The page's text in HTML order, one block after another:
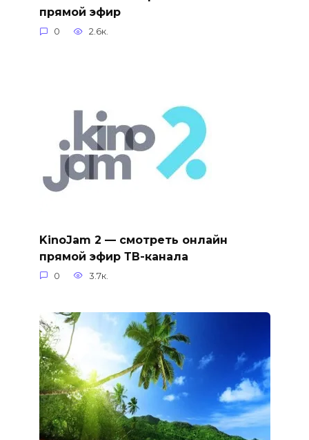
прямой эфир
0 2.6к.
KinoJam 2 — смотреть онлайн
прямой эфир ТВ-канала
0 3.7к.